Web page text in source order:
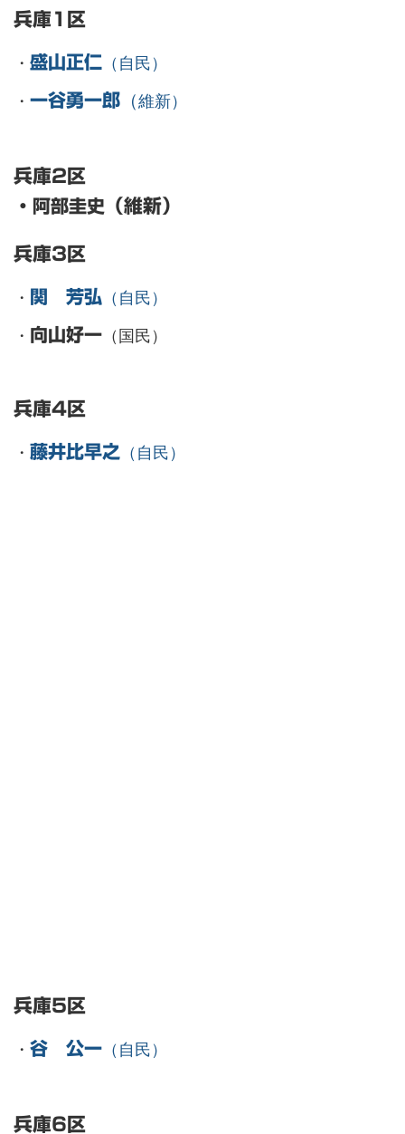
兵庫1区
・ 盛山正仁 （自民）
・ 一谷勇一郎 （維新）
兵庫2区
・ 阿部圭史 （維新）
兵庫3区
・ 関 芳弘 （自民）
・ 向山好一 （国民）
兵庫4区
・ 藤井比早之 （自民）
兵庫5区
・ 谷 公一 （自民）
兵庫6区